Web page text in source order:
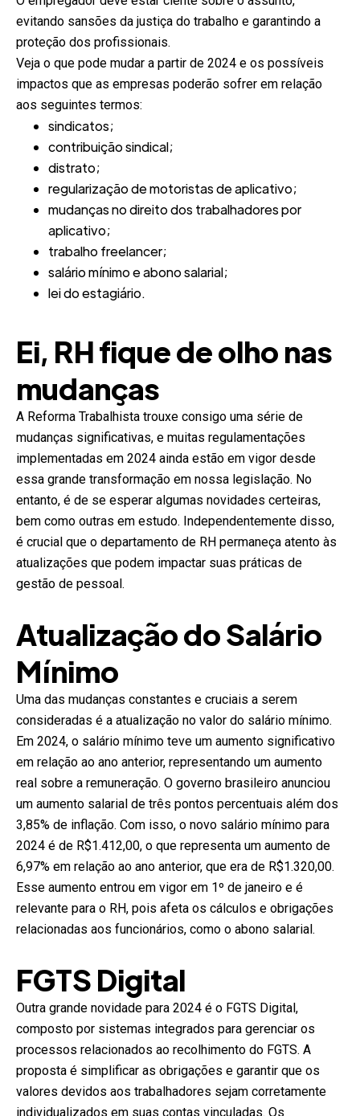
evitando sansões da justiça do trabalho e garantindo a
proteção dos profissionais.
Veja o que pode mudar a partir de 2024 e os possíveis
impactos que as empresas poderão sofrer em relação
aos seguintes termos:
sindicatos;
contribuição sindical;
distrato;
regularização de motoristas de aplicativo;
mudanças no direito dos trabalhadores por
aplicativo;
trabalho freelancer;
salário mínimo e abono salarial;
lei do estagiário.
Ei, RH fique de olho nas
mudanças
A Reforma Trabalhista trouxe consigo uma série de
mudanças significativas, e muitas regulamentações
implementadas em 2024 ainda estão em vigor desde
essa grande transformação em nossa legislação. No
entanto, é de se esperar algumas novidades certeiras,
bem como outras em estudo. Independentemente disso,
é crucial que o departamento de RH permaneça atento às
atualizações que podem impactar suas práticas de
gestão de pessoal.
Atualização do Salário
Mínimo
Uma das mudanças constantes e cruciais a serem
consideradas é a atualização no valor do salário mínimo.
Em 2024, o salário mínimo teve um aumento significativo
em relação ao ano anterior, representando um aumento
real sobre a remuneração. O governo brasileiro anunciou
um aumento salarial de três pontos percentuais além dos
3,85% de inflação. Com isso, o novo salário mínimo para
2024 é de R$1.412,00, o que representa um aumento de
6,97% em relação ao ano anterior, que era de R$1.320,00.
Esse aumento entrou em vigor em 1º de janeiro e é
relevante para o RH, pois afeta os cálculos e obrigações
relacionadas aos funcionários, como o abono salarial.
FGTS Digital
Outra grande novidade para 2024 é o FGTS Digital,
composto por sistemas integrados para gerenciar os
processos relacionados ao recolhimento do FGTS. A
proposta é simplificar as obrigações e garantir que os
valores devidos aos trabalhadores sejam corretamente
individualizados em suas contas vinculadas. Os